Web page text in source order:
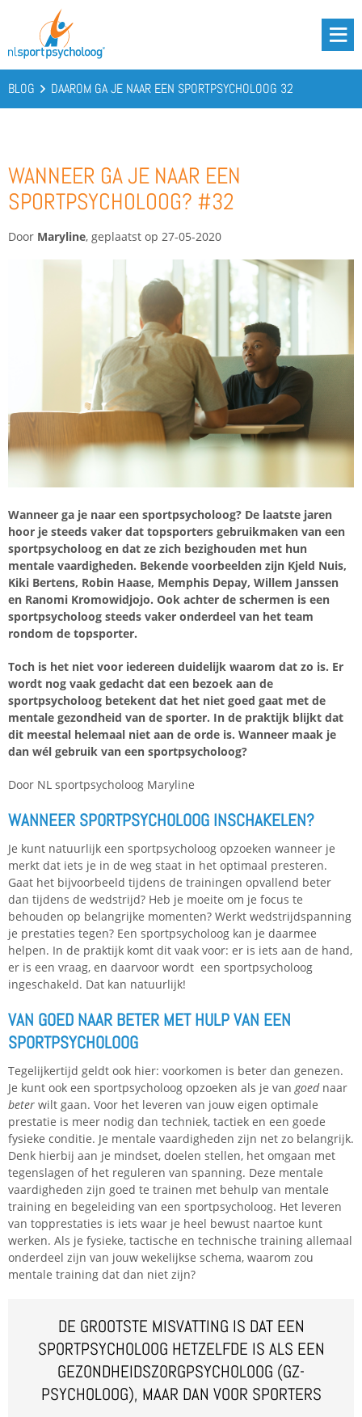
OVER ONS
KENNIS
CONTACT
BOOST YOUR BATTERIES!
BLOG DAAROM GA JE NAAR EEN SPORTPSYCHOLOOG 32
WANNEER GA JE NAAR EEN
SPORTPSYCHOLOOG? #32
Door Maryline, geplaatst op 27-05-2020
Wanneer ga je naar een sportpsycholoog? De laatste jaren
hoor je steeds vaker dat topsporters gebruikmaken van een
sportpsycholoog en dat ze zich bezighouden met hun
mentale vaardigheden. Bekende voorbeelden zijn Kjeld Nuis,
Kiki Bertens, Robin Haase, Memphis Depay, Willem Janssen
en Ranomi Kromowidjojo. Ook achter de schermen is een
sportpsycholoog steeds vaker onderdeel van het team
rondom de topsporter.
Toch is het niet voor iedereen duidelijk waarom dat zo is. Er
wordt nog vaak gedacht dat een bezoek aan de
sportpsycholoog betekent dat het niet goed gaat met de
mentale gezondheid van de sporter. In de praktijk blijkt dat
dit meestal helemaal niet aan de orde is. Wanneer maak je
dan wél gebruik van een sportpsycholoog?
Door NL sportpsycholoog Maryline
WANNEER SPORTPSYCHOLOOG INSCHAKELEN?
Je kunt natuurlijk een sportpsycholoog opzoeken wanneer je
merkt dat iets je in de weg staat in het optimaal presteren.
Gaat het bijvoorbeeld tijdens de trainingen opvallend beter
dan tijdens de wedstrijd? Heb je moeite om je focus te
behouden op belangrijke momenten? Werkt wedstrijdspanning
je prestaties tegen? Een sportpsycholoog kan je daarmee
helpen. In de praktijk komt dit vaak voor: er is iets aan de hand,
er is een vraag, en daarvoor wordt een sportpsycholoog
ingeschakeld. Dat kan natuurlijk!
VAN GOED NAAR BETER MET HULP VAN EEN
SPORTPSYCHOLOOG
Tegelijkertijd geldt ook hier: voorkomen is beter dan genezen.
Je kunt ook een sportpsycholoog opzoeken als je vangoednaar
beter wilt gaan. Voor het leveren van jouw eigen optimale
prestatie is meer nodig dan techniek, tactiek en een goede
fysieke conditie. Je mentale vaardigheden zijn net zo belangrijk.
Denk hierbij aan je mindset, doelen stellen, het omgaan met
tegenslagen of het reguleren van spanning. Deze mentale
vaardigheden zijn goed te trainen met behulp van mentale
training en begeleiding van een sportpsycholoog. Het leveren
van topprestaties is iets waar je heel bewust naartoe kunt
werken. Als je fysieke, tactische en technische training allemaal
onderdeel zijn van jouw wekelijkse schema, waarom zou
mentale training dat dan niet zijn?
DE GROOTSTE MISVATTING IS DAT EEN
SPORTPSYCHOLOOG HETZELFDE IS ALS EEN
GEZONDHEIDSZORGPSYCHOLOOG (GZ-
PSYCHOLOOG), MAAR DAN VOOR SPORTERS